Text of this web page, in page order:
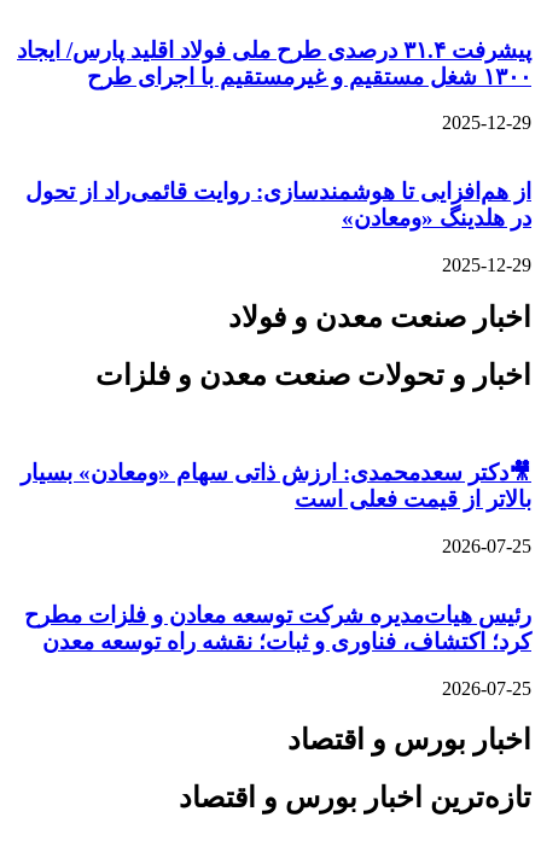
پیشرفت ۳۱.۴ درصدی طرح ملی فولاد اقلید پارس/ ایجاد
۱۳۰۰ شغل مستقیم و غیرمستقیم با اجرای طرح
2025-12-29
از هم‌افزایی تا هوشمندسازی: روایت قائمی‌راد از تحول
در هلدینگ «ومعادن»
2025-12-29
اخبار صنعت معدن و فولاد
اخبار و تحولات صنعت معدن و فلزات
🎥دکتر سعدمحمدی: ارزش ذاتی سهام «ومعادن» بسیار
بالاتر از قیمت فعلی است
2026-07-25
رئیس هیات‌مدیره شرکت توسعه معادن و فلزات مطرح
کرد؛ اکتشاف، فناوری و ثبات؛ نقشه راه توسعه معدن
2026-07-25
اخبار بورس و اقتصاد
تازه‌ترین اخبار بورس و اقتصاد